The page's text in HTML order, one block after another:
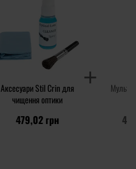
Аксесуари Stil Crin для
чищення оптики
479,02 грн 4